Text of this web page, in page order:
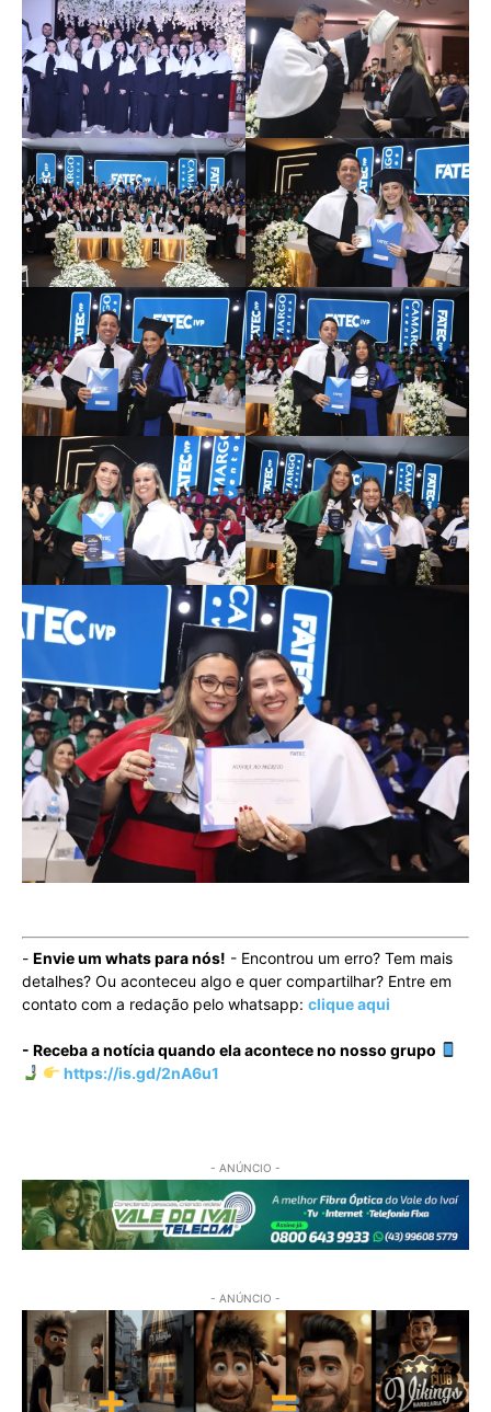
- Envie um whats para nós! - Encontrou um erro? Tem mais
detalhes? Ou aconteceu algo e quer compartilhar? Entre em
contato com a redação pelo whatsapp: clique aqui
- Receba a notícia quando ela acontece no nosso grupo
https://is.gd/2nA6u1
- ANÚNCIO -
- ANÚNCIO -